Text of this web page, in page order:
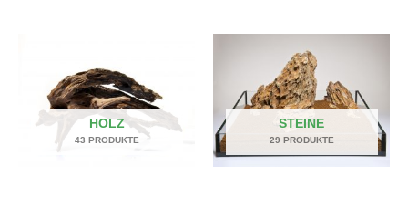
HOLZ
43 PRODUKTE
STEINE
29 PRODUKTE